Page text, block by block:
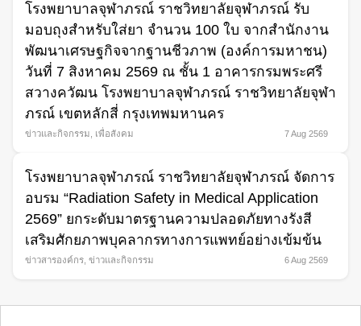
โรงพยาบาลจุฬาภรณ์ ราชวิทยาลัยจุฬาภรณ์ รับ
มอบถุงสำหรับใส่ยา จำนวน 100 ใบ จากสำนักงาน
พัฒนาเศรษฐกิจจากฐานชีวภาพ (องค์การมหาชน)
วันที่ 7 สิงหาคม 2569 ณ ชั้น 1 อาคารกรมพระศรี
สวางควัฒน โรงพยาบาลจุฬาภรณ์ ราชวิทยาลัยจุฬา
ภรณ์ เขตหลักสี่ กรุงเทพมหานคร
ข่าวและกิจกรรม, เพื่อสังคม 7 Aug 2569
โรงพยาบาลจุฬาภรณ์ ราชวิทยาลัยจุฬาภรณ์ จัดการ
อบรม “Radiation Safety in Medical Application
2569” ยกระดับมาตรฐานความปลอดภัยทางรังสี
เสริมศักยภาพบุคลากรทางการแพทย์อย่างเข้มข้น
ข่าวสารองค์กร ข่าวและกิจกรรม 6 Aug 2569